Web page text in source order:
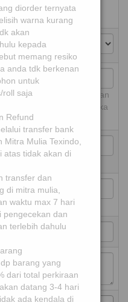
diorder ternyata
warna kurang
akan
kepada
memang resiko
anda tdk berkenan
untuk
roll saja
Refund
transfer bank
Mitra Mulia Texindo,
atas tidak akan di
transfer dan
di mitra mulia,
waktu max 7 hari
pengecekan dan
terlebih dahulu
barang yang
dari total perkiraan
datang 3-4 hari
ada kendala di
huruf initial nama depan
angka misalkan AB0001 jika
dst sesuai urutan